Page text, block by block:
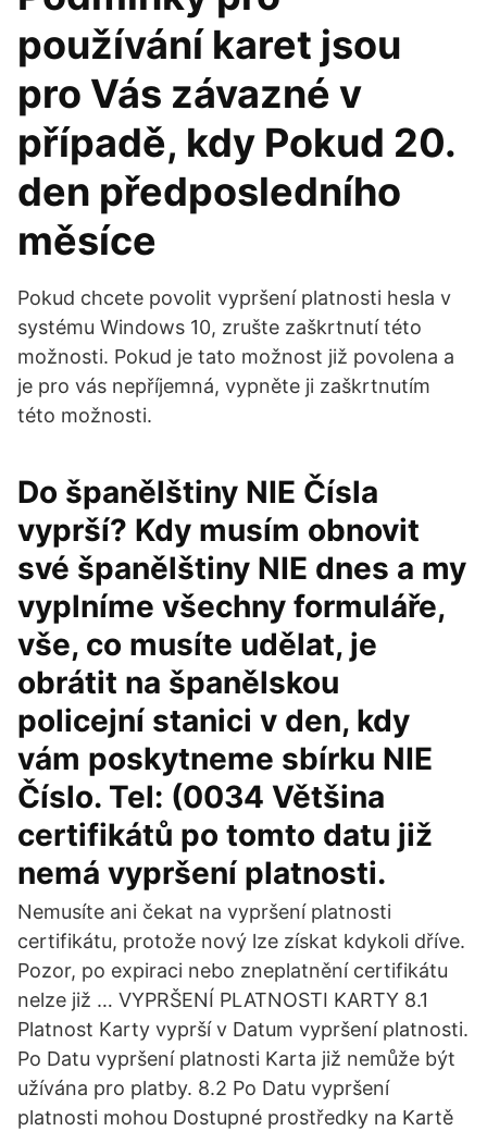
používání karet jsou
pro Vás závazné v
případě, kdy Pokud 20.
den předposledního
měsíce
Pokud chcete povolit vypršení platnosti hesla v
systému Windows 10, zrušte zaškrtnutí této
možnosti. Pokud je tato možnost již povolena a
je pro vás nepříjemná, vypněte ji zaškrtnutím
této možnosti.
Do španělštiny NIE Čísla
vyprší? Kdy musím obnovit
své španělštiny NIE dnes a my
vyplníme všechny formuláře,
vše, co musíte udělat, je
obrátit na španělskou
policejní stanici v den, kdy
vám poskytneme sbírku NIE
Číslo. Tel: (0034 Většina
certifikátů po tomto datu již
nemá vypršení platnosti.
Nemusíte ani čekat na vypršení platnosti
certifikátu, protože nový lze získat kdykoli dříve.
Pozor, po expiraci nebo zneplatnění certifikátu
nelze již … VYPRŠENÍ PLATNOSTI KARTY 8.1
Platnost Karty vyprší v Datum vypršení platnosti.
Po Datu vypršení platnosti Karta již nemůže být
užívána pro platby. 8.2 Po Datu vypršení
platnosti mohou Dostupné prostředky na Kartě